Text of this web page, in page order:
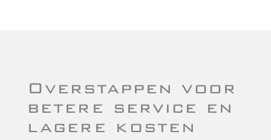
Overstappen voor
betere service en
lagere kosten